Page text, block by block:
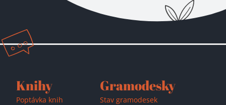
Přidáno do košíku!
Knihy
Poptávka knih
Gramodesky
Stav gramodesek